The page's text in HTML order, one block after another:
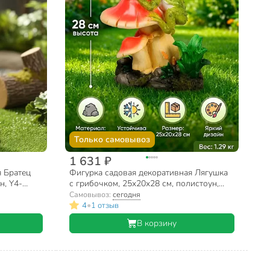
Братец
Y4-
Только самовывоз
1 631 ₽
Фигурка садовая декоративная Лягушка
с грибочком, 25х20х28 см, полистоун,
Y4-11214
Самовывоз:сегодня
4•1 отзыв
В корзину